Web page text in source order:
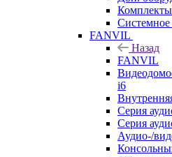
FANVIL
Назад
FANVIL
i6
Серия
Серия
Аудио-/